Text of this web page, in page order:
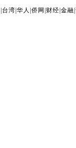
台湾 |华人 |侨网 财经 |金融 |